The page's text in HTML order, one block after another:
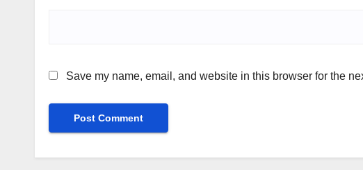
Save my name, email, and website in this browser for the